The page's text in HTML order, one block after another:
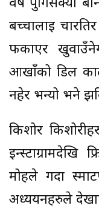
वर्ष पुगिसक्यो
बच्चालाई
फकाएर
आखाँको डिल
नहेर भन्यो भने
किशोर
इन्स्टाग्रामदेखि
मोहले गर्दा
अध्ययनहरुले